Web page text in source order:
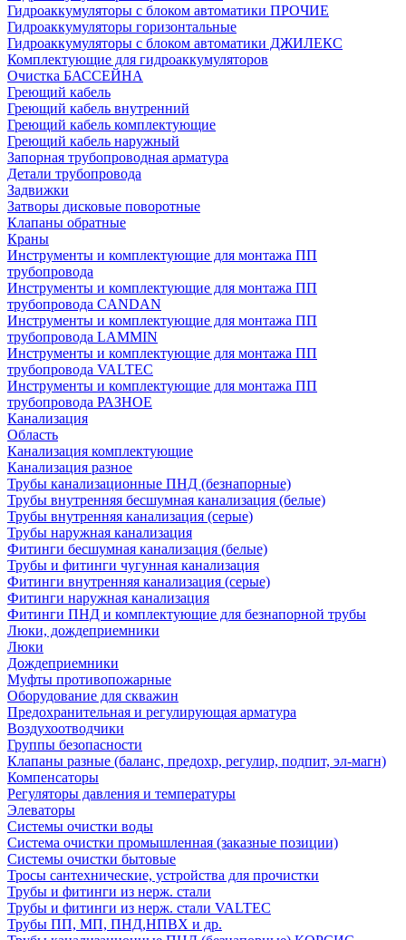
Гидроаккумуляторы с блоком автоматики ПРОЧИЕ
Гидроаккумуляторы горизонтальные
Гидроаккумуляторы с блоком автоматики ДЖИЛЕКС
Комплектующие для гидроаккумуляторов
Очистка БАССЕЙНА
Греющий кабель
Греющий кабель внутренний
Греющий кабель комплектующие
Греющий кабель наружный
Запорная трубопроводная арматура
Детали трубопровода
Задвижки
Затворы дисковые поворотные
Клапаны обратные
Краны
Инструменты и комплектующие для монтажа ПП
трубопровода
Инструменты и комплектующие для монтажа ПП
трубопровода CANDAN
Инструменты и комплектующие для монтажа ПП
трубопровода LAMMIN
Инструменты и комплектующие для монтажа ПП
трубопровода VALTEC
Инструменты и комплектующие для монтажа ПП
трубопровода РАЗНОЕ
Канализация
Область
Канализация комплектующие
Канализация разное
Трубы канализационные ПНД (безнапорные)
Трубы внутренняя бесшумная канализация (белые)
Трубы внутренняя канализация (серые)
Трубы наружная канализация
Фитинги бесшумная канализация (белые)
Трубы и фитинги чугунная канализация
Фитинги внутренняя канализация (серые)
Фитинги наружная канализация
Фитинги ПНД и комплектующие для безнапорной трубы
Люки, дождеприемники
Люки
Дождеприемники
Муфты противопожарные
Оборудование для скважин
Предохранительная и регулирующая арматура
Воздухоотводчики
Группы безопасности
Клапаны разные (баланс, предохр, регулир, подпит, эл-магн)
Компенсаторы
Регуляторы давления и температуры
Элеваторы
Системы очистки воды
Система очистки промышленная (заказные позиции)
Системы очистки бытовые
Тросы сантехнические, устройства для прочистки
Трубы и фитинги из нерж. стали
Трубы и фитинги из нерж. стали VALTEC
Трубы ПП, МП, ПНД,НПВХ и др.